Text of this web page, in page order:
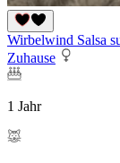
Wirbelwind Salsa
Zuhause
1 Jahr